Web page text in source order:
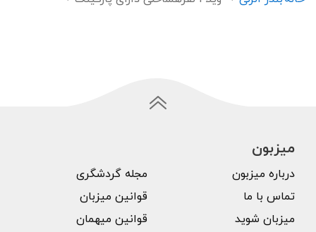
میزبون
درباره میزبون
تماس با ما
میزبان شوید
مجله گردشگری
قوانین میزبان
قوانین میهمان